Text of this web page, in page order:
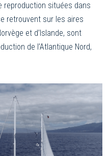
reproduction situées dans
retrouvent sur les aires
et d’Islande, sont
de l’Atlantique Nord,